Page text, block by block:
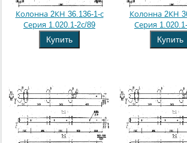
Колонна 2КН 36.136-1-с
Серия 1.020.1-2с/89
Купить
Колонна 2КН
Серия
Купить